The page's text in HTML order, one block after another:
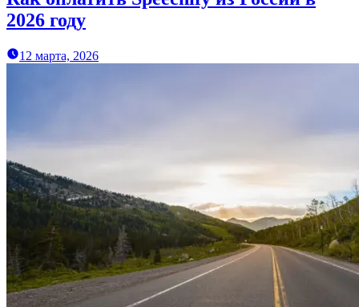
2026 году
12 марта, 2026